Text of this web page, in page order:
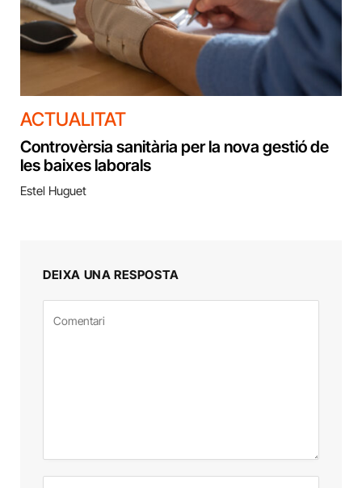
ACTUALITAT
Controvèrsia sanitària per la nova gestió de
les baixes laborals
Estel Huguet
DEIXA UNA RESPOSTA